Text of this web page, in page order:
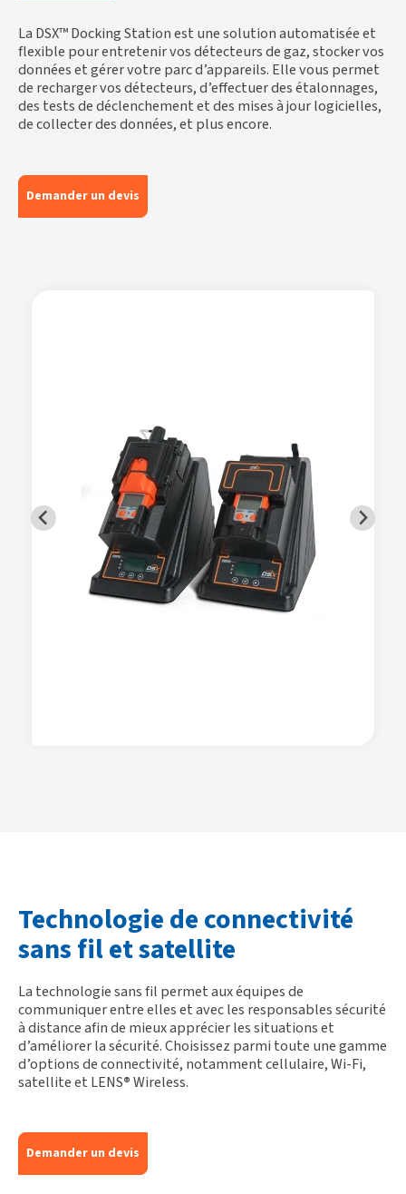
La DSX™ Docking Station est une solution automatisée et
flexible pour entretenir vos détecteurs de gaz, stocker vos
données et gérer votre parc d’appareils. Elle vous permet
de recharger vos détecteurs, d’effectuer des étalonnages,
des tests de déclenchement et des mises à jour logicielles,
de collecter des données, et plus encore.
Demander un devis
Technologie de connectivité
sans fil et satellite
La technologie sans fil permet aux équipes de
communiquer entre elles et avec les responsables sécurité
à distance afin de mieux apprécier les situations et
d’améliorer la sécurité. Choisissez parmi toute une gamme
d’options de connectivité, notamment cellulaire, Wi-Fi,
satellite et LENS®Wireless.
Demander un devis